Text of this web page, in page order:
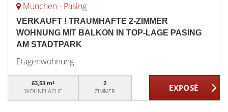
München - Pasing
VERKAUFT ! TRAUMHAFTE 2-ZIMMER
WOHNUNG MIT BALKON IN TOP-LAGE PASING
AM STADTPARK
Etagenwohnung
63,53 m²
WOHNFLÄCHE
2
ZIMMER